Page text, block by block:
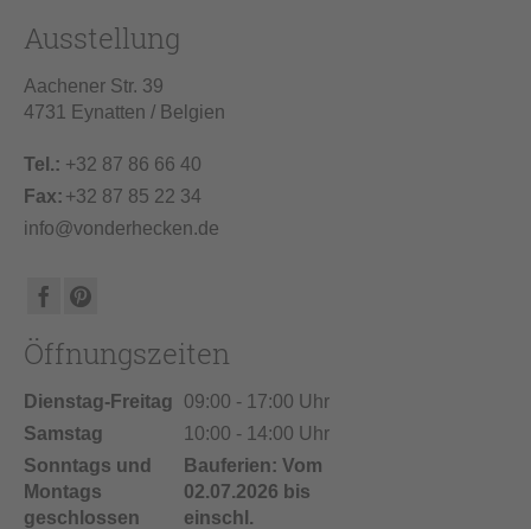
Ausstellung
Aachener Str. 39
4731 Eynatten / Belgien
Tel.: +32 87 86 66 40
Fax: +32 87 85 22 34
info@vonderhecken.de
Öffnungszeiten
Dienstag-Freitag
09:00 - 17:00 Uhr
Samstag
10:00 - 14:00 Uhr
Sonntags und
Montags
geschlossen
Bauferien: Vom
02.07.2026 bis
einschl.